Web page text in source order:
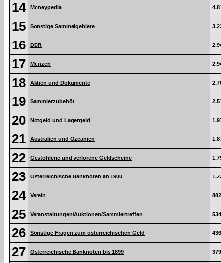
14 Moneypedia
15 Sonstige Sammelgebiete
16 DDR
17 Münzen
18 Aktien und Dokumente
19 Sammlerzubehör
20 Notgeld und Lagergeld
21 Australien und Ozeanien
22 Gestohlene und verlorene Geldscheine
23 Österreichische Banknoten ab 1900
24 Verein 882
25 Veranstaltungen/Auktionen/Sammlertreffen 534
26 Sonstige Fragen zum österreichischen Geld 436
27 Österreichische Banknoten bis 1899 379